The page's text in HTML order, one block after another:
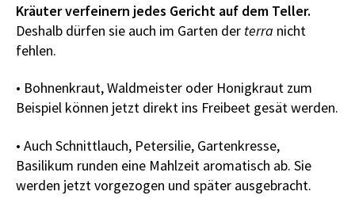
Kräuter verfeinern jedes Gericht auf dem Teller.
Deshalb dürfen sie auch im Garten der terra nicht
fehlen.
• Bohnenkraut, Waldmeister oder Honigkraut zum
Beispiel können jetzt direkt ins Freibeet gesät werden.
• Auch Schnittlauch, Petersilie, Gartenkresse,
Basilikum runden eine Mahlzeit aromatisch ab. Sie
werden jetzt vorgezogen und später ausgebracht.